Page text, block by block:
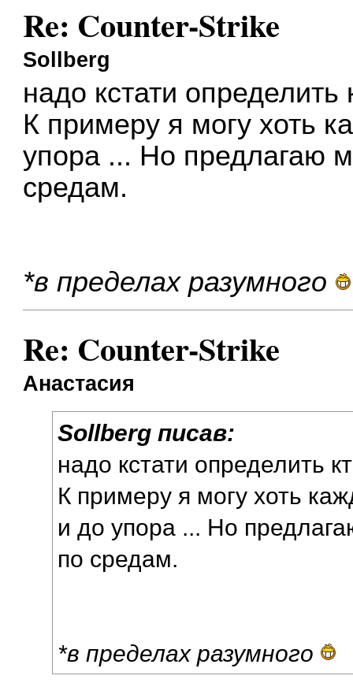
Re: Counter-Strike
Sollberg
надо кстати определить
К примеру я могу хоть
упора ... Но предлагаю
средам.
*в пределах разумного
Re: Counter-Strike
Анастасия
Sollberg писав:
надо кстати определить
К примеру я могу хоть
и до упора ... Но
по средам.
*в пределах разумного